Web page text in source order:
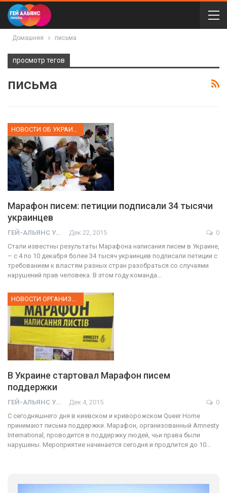
Домашняя письма
просмотр тегов
письма
Марафон писем: петиции подписали 34 тысячи
украинцев
ГЕЙ-АЛЬЯНС УКРАИНА Дек 22, 2015
0
Стали известны результаты Марафона написания писем в Украине,
– с 4 по 10 декабря более 34 тысяч украинцев подписали петиции с
требованием к властям разных стран разобраться со случаями
нарушений прав человека. В этом году команда…
НОВОСТИ ОРГАНИЗАЦИИ
В Украине стартовал Марафон писем
поддержки
ГЕЙ-АЛЬЯНС УКРАИНА Дек 4, 2015
0
С сегодняшнего дня в киевском и криворожском Queer Home
принимают письма поддержки. Марафон, организованный Amnesty
International, проводится в поддержку людей, чьи права были
нарушены. Мероприятие начинается сегодня и продлится до 10…